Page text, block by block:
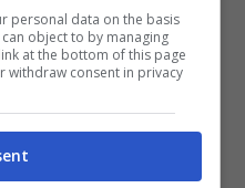
al XVI secolo,
costa. A un
si trova il
che
serie tv
personal data on the basis
object to by managing
at the bottom of this page
withdraw consent in privacy